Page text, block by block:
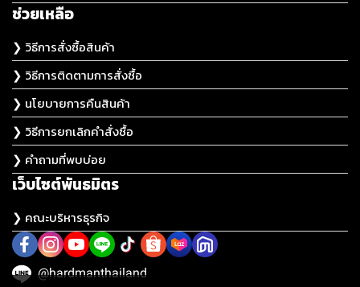
ช่วยเหลือ
❯ วิธีการสั่งซื้อสินค้า
❯ วิธีการติดตามการสั่งซื้อ
❯ นโยบายการคืนสินค้า
❯ วิธีการยกเลิกคำสั่งซื้อ
❯ คำถามที่พบบ่อย
เว็บไซต์พันธมิตร
❯ คณะบริหารธุรกิจ
@hardmanthailand